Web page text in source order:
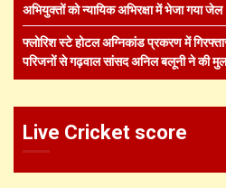
अभियुक्तों को न्यायिक अभिरक्षा में भेजा गया जेल
फ्लोरिश स्टे होटल अग्निकांड प्रकरण में
परिजनों से गढ़वाल सांसद अनिल बलूनी ने की
Live Cricket score